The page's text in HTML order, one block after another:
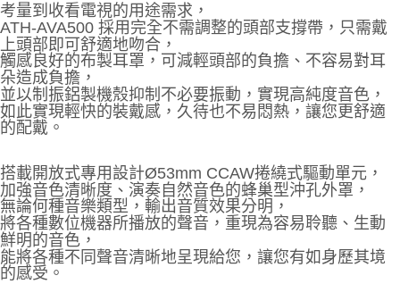
考量到收看電視的用途需求，
ATH-AVA500 採用完全不需調整的頭部支撐帶，只需戴
上頭部即可舒適地吻合，
觸感良好的布製耳罩，可減輕頭部的負擔、不容易對耳
朵造成負擔，
並以制振鋁製機殼抑制不必要振動，實現高純度音色，
如此實現輕快的裝戴感，久待也不易悶熱，讓您更舒適
的配戴。
搭載開放式專用設計Ø53mm CCAW捲繞式驅動單元，
加強音色清晰度、演奏自然音色的蜂巢型沖孔外罩，
無論何種音樂類型，輸出音質效果分明，
將各種數位機器所播放的聲音，重現為容易聆聽、生動
鮮明的音色，
能將各種不同聲音清晰地呈現給您，讓您有如身歷其境
的感受。